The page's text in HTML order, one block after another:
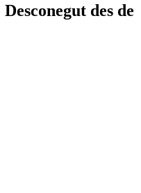
des de